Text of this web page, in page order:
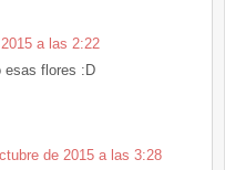
a las 2:22
esas flores :D
de 2015 a las 3:28